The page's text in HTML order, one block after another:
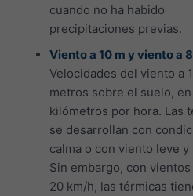
cuando no ha habido
precipitaciones previas.
Viento a 10 m y viento a
Velocidades del viento a
metros sobre el suelo, en
kilómetros por hora. Las
se desarrollan con
calma o con viento leve y
Sin embargo, con vientos
20 km/h, las térmicas